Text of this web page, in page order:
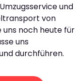
und
von
noch heute für
uns
durchführen.